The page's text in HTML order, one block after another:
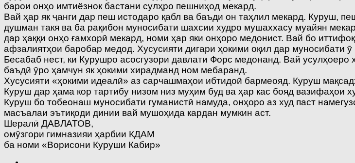
барои онҳо имтиёзнок бастани сулҳро пешниҳод мекард.
Вай ҳар як ҷанги дар пеш истодаро қабл ва баъди он таҳлил мекард. Куруш,
душман такя ва ба рақибон муносибати шахсии худро мушаххасу муайян
дар ҳаққи онҳо ғамхорӣ мекард, номи ҳар яки онҳоро медонист. Вай бо
афзалиятҳои баробар медод. Хусусияти дигари ҳокими оқил дар
Бесабаб нест, ки Курушро асосгузори давлати Форс медонанд. Вай
баъдӣ ӯро ҳамчун як ҳокими хирадманд ном мебаранд.
Хусусияти «ҳокими идеалӣ» аз сарчашмаҳои ибтидоӣ бармеояд. Куруш
Куруш дар ҳама кор тартибу низом низ муҳим буд ва ҳар кас бояд вазифаҳои
Куруш бо тобеонаш муносибати гуманистӣ намуда, онҳоро аз худ паст
масъалаи эътиқоди динии вай мушоҳида кардан мумкин аст.
Шералӣ ДАВЛАТОВ,
омӯзгори гимназияи ҳарбии КДАМ
ба номи «Ворисони Куруши Кабир»